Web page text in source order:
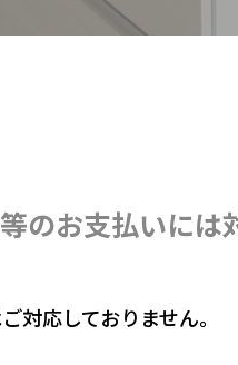
のお支払いには
対応しておりません